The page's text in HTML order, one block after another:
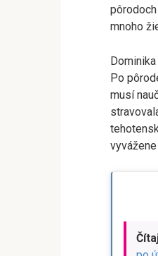
mnoho
Po
musí